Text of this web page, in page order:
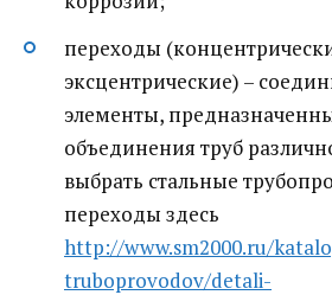
переходы
эксцентрические) –
элементы,
объединения труб
выбрать стальные
переходы здесь
http://www.sm2000.ru/
truboprovodov/detali-